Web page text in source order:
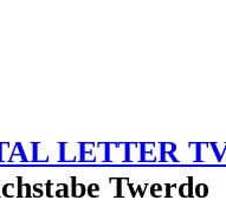
LETTER
Twerdo